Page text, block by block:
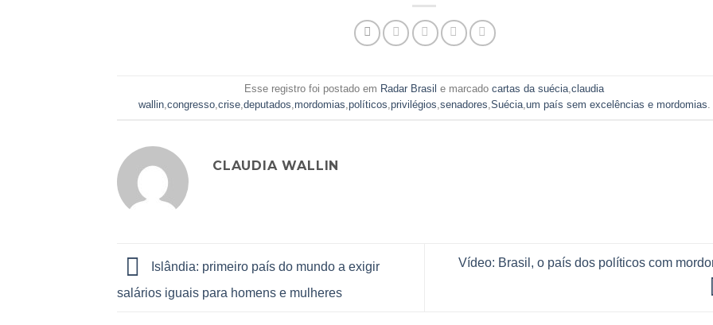
Esse registro foi postado em Radar Brasil e marcadocartas da suécia,claudia
wallin,congresso,crise,deputados,mordomias,políticos,privilégios,senadores,Suécia,um país sem excelências e mordomias.
CLAUDIA WALLIN
Islândia: primeiro país do mundo a exigir
salários iguais para homens e mulheres
Vídeo: Brasil, o país dos políticos com